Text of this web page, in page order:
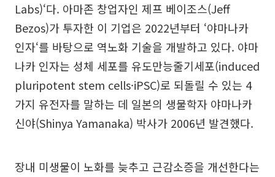
Labs)‘다. 아마존 창업자인 제프 베이조스(Jeff
Bezos)가 투자한 이 기업은 2022년부터 ‘야마나카
인자‘를 바탕으로 역노화 기술을 개발하고 있다. 야마
나카 인자는 성체 세포를 유도만능줄기세포(induced
pluripotent stem cells·iPSC)로 되돌릴 수 있는 4
가지 유전자를 말하는 데 일본의 생물학자 야마나카
신야(Shinya Yamanaka) 박사가 2006년 발견했다.
장내 미생물이 노화를 늦추고 근감소증을 개선한다는